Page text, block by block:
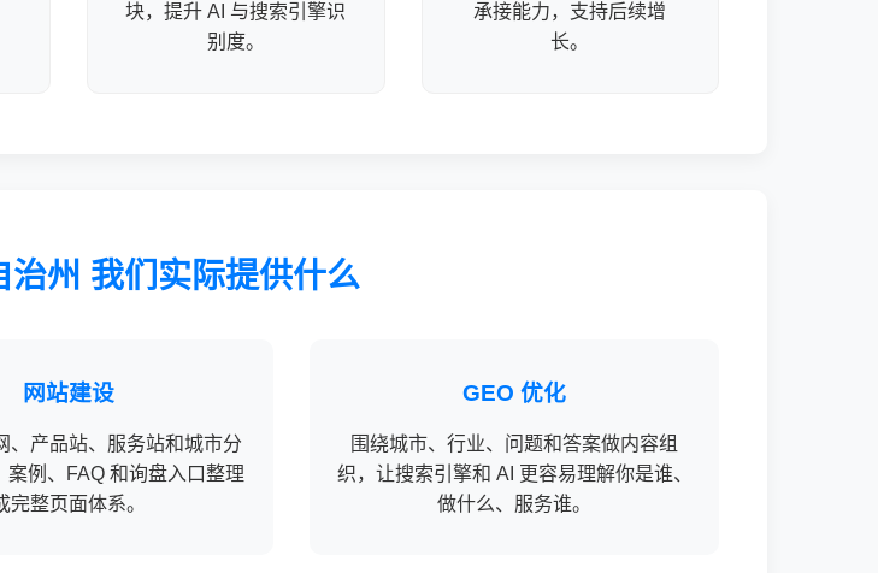
块，提升 AI 与搜索引擎识
别度。
承接能力，支持后续增
长。
治州 我们实际提供什么
网站建设
、产品站、服务站和城市分
案例、FAQ 和询盘入口整理
完整页面体系。
GEO 优化
围绕城市、行业、问题和答案做内容组
织，让搜索引擎和 AI 更容易理解你是谁、
做什么、服务谁。